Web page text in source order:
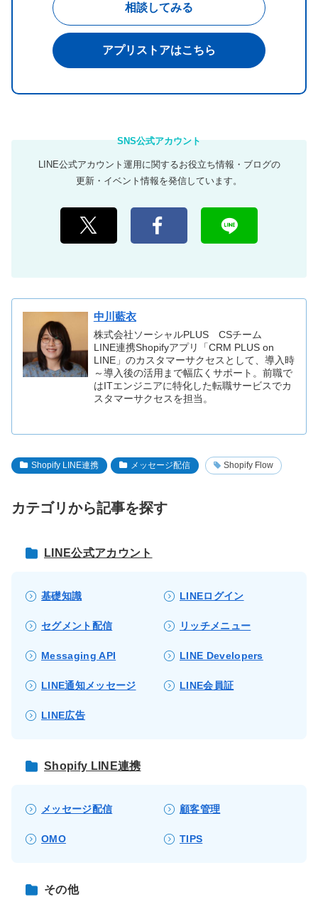
相談してみる
アプリストアはこちら
LINE公式アカウント運用に関するお役立ち情報・ブログの
更新・イベント情報を発信しています。
中川藍衣
株式会社ソーシャルPLUS CSチーム
LINE連携Shopifyアプリ「CRM PLUS on
LINE」のカスタマーサクセスとして、導入時
～導入後の活用まで幅広くサポート。前職で
はITエンジニアに特化した転職サービスでカ
スタマーサクセスを担当。
Shopify LINE連携 メッセージ配信 Shopify Flow
カテゴリから記事を探す
LINE公式アカウント
基礎知識 LINEログイン
セグメント配信 リッチメニュー
Messaging API LINE Developers
LINE通知メッセージ LINE会員証
LINE広告
Shopify LINE連携
メッセージ配信 顧客管理
OMO TIPS
その他